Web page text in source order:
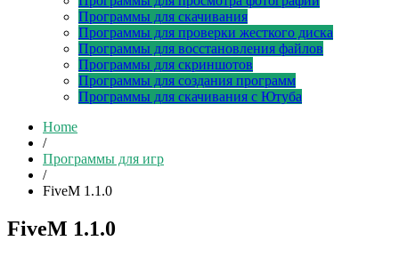
Программы для скачивания
Программы для проверки жесткого диска
Программы для восстановления файлов
Программы для скриншотов
Программы для создания программ
Программы для скачивания с Ютуба
Home
/
Программы для игр
/
FiveM 1.1.0
FiveM 1.1.0